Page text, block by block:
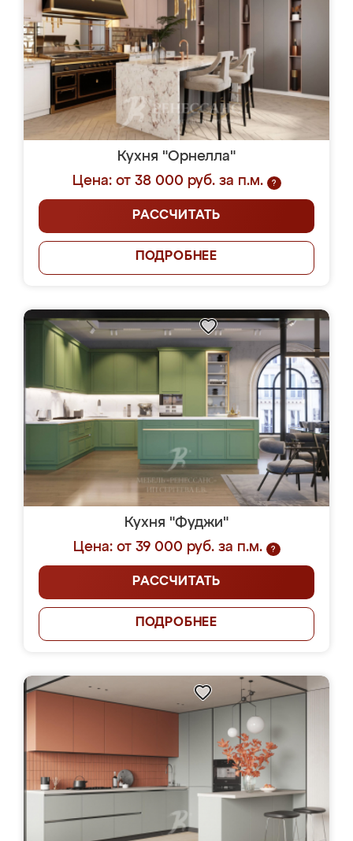
Кухня "Орнелла"
Цена: от 38 000 руб. за п.м.
?
РАССЧИТАТЬ
ПОДРОБНЕЕ
Кухня "Фуджи"
Цена: от 39 000 руб. за п.м.
?
РАССЧИТАТЬ
ПОДРОБНЕЕ